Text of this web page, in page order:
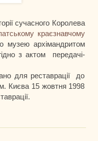
сучасного Королева
краєзнавчому
музею архімандритом
з актом передачі-
для реставрації до
м. Києва 15 жовтня 1998